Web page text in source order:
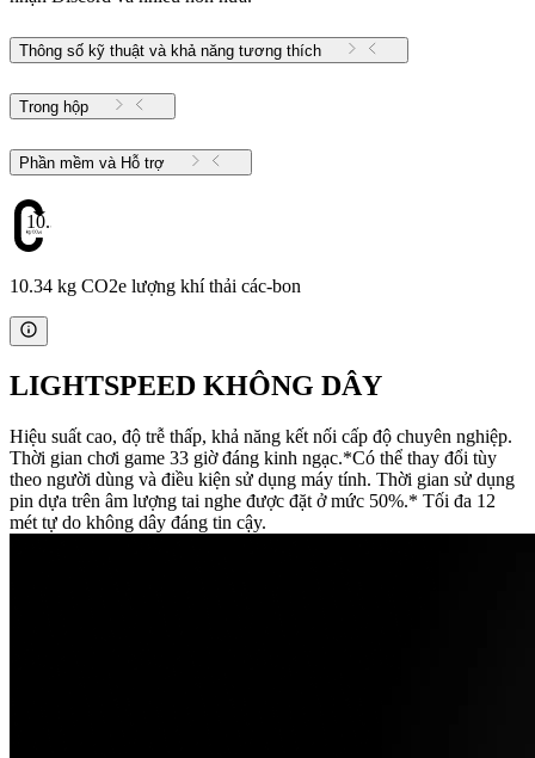
Thông số kỹ thuật và khả năng tương thích
Trong hộp
Phần mềm và Hỗ trợ
10.34
10.34 kg CO2e lượng khí thải các-bon
LIGHTSPEED KHÔNG DÂY
Hiệu suất cao, độ trễ thấp, khả năng kết nối cấp độ chuyên nghiệp.
Thời gian chơi game 33 giờ đáng kinh ngạc.*Có thể thay đổi tùy
theo người dùng và điều kiện sử dụng máy tính. Thời gian sử dụng
pin dựa trên âm lượng tai nghe được đặt ở mức 50%.* Tối đa 12
mét tự do không dây đáng tin cậy.